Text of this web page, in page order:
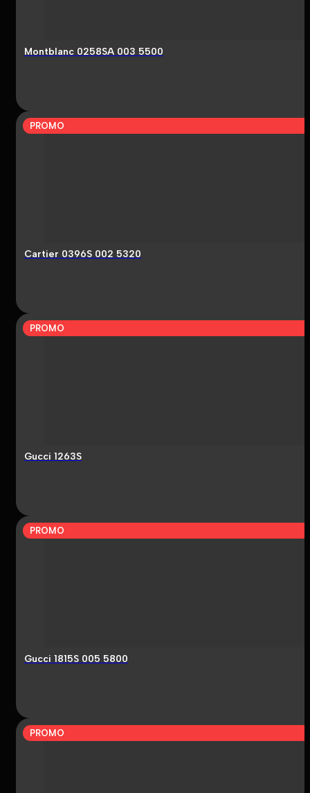
Montblanc 0258SA 003 5500
PROMO
Cartier 0396S 002 5320
PROMO
Gucci 1263S
PROMO
Gucci 1815S 005 5800
PROMO